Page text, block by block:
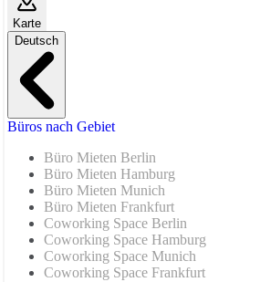
Karte
Deutsch
Büros nach Gebiet
Büro Mieten Berlin
Büro Mieten Hamburg
Büro Mieten Munich
Büro Mieten Frankfurt
Coworking Space Berlin
Coworking Space Hamburg
Coworking Space Munich
Coworking Space Frankfurt